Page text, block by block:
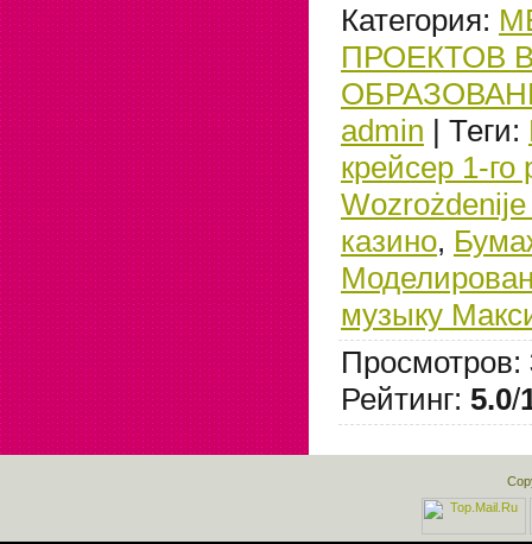
Категория:
ПРОЕКТОВ
admin | Теги:
крейсер 1-го
казино,
музыку
Просмотров:
Рейтинг: 5.0/